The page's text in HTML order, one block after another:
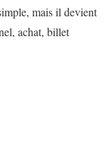
mais il devient
achat, billet